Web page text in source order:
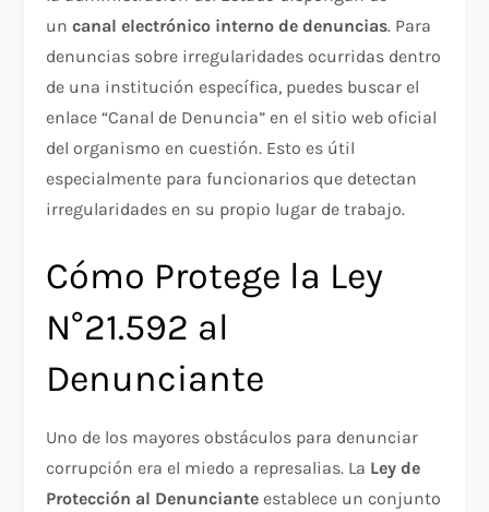
uncanal electrónico interno de denuncias. Para
denuncias sobre irregularidades ocurridas dentro
de una institución específica, puedes buscar el
enlace “Canal de Denuncia” en el sitio web oficial
del organismo en cuestión. Esto es útil
especialmente para funcionarios que detectan
irregularidades en su propio lugar de trabajo.
Cómo Protege la Ley
N°21.592 al
Denunciante
Uno de los mayores obstáculos para denunciar
corrupción era el miedo a represalias. La Ley de
Protección al Denunciante establece un conjunto